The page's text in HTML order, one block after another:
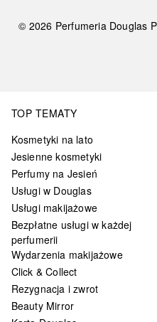
© 2026 Perfumeria Douglas
TOP TEMATY
Kosmetyki na lato
Jesienne kosmetyki
Perfumy na Jesień
Usługi w Douglas
Usługi makijażowe
Bezpłatne usługi w każdej
perfumerii
Wydarzenia makijażowe
Click & Collect
Rezygnacja i zwrot
Beauty Mirror